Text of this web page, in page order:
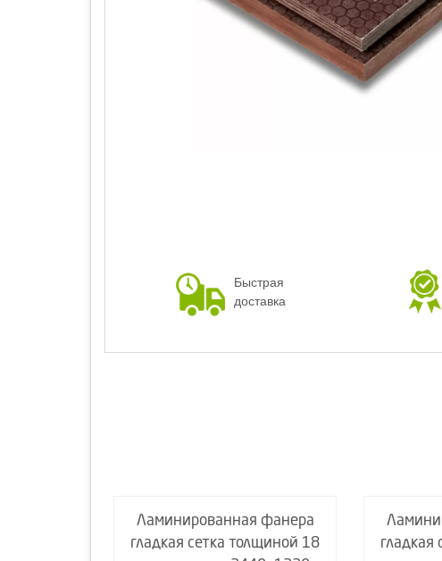
Быстрая
доставка
Ламинированная фанера
гладкая сетка толщиной 18
гладкая